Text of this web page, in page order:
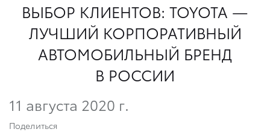
ВЫБОР КЛИЕНТОВ: TOYOTA —
ЛУЧШИЙ КОРПОРАТИВНЫЙ
АВТОМОБИЛЬНЫЙ БРЕНД
В РОССИИ
11 августа 2020 г.
Поделиться